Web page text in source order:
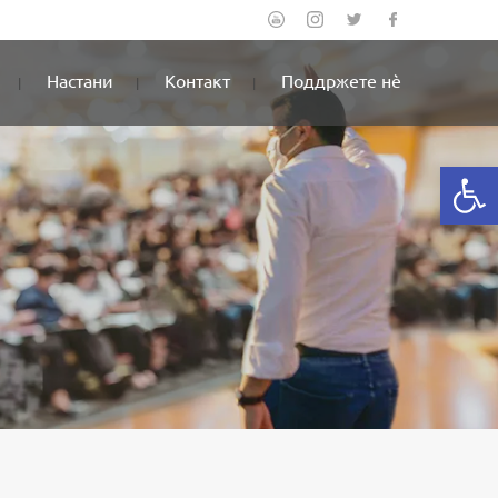
Настани Контакт Поддржете нè